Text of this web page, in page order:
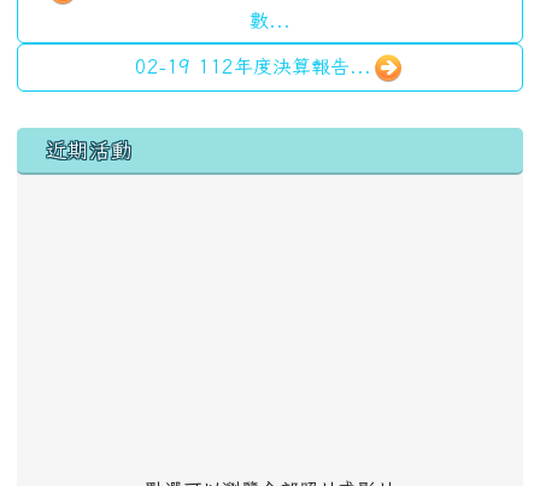
數...
02-19 112年度決算報告...
左邊區域內容
近期活動